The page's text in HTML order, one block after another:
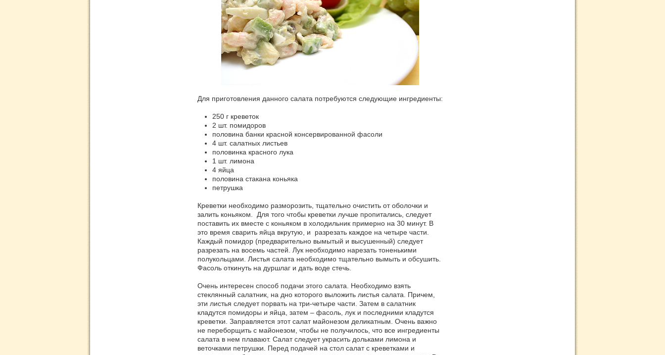
Для приготовления данного салата потребуются следующие ингредиенты:
250 г креветок
2 шт. помидоров
половина банки красной консервированной фасоли
4 шт. салатных листьев
половинка красного лука
1 шт. лимона
4 яйца
половина стакана коньяка
петрушка
Креветки необходимо разморозить, тщательно очистить от оболочки и
залить коньяком. Для того чтобы креветки лучше пропитались, следует
поставить их вместе с коньяком в холодильник примерно на 30 минут. В
это время сварить яйца вкрутую, и разрезать каждое на четыре части.
Каждый помидор (предварительно вымытый и высушенный) следует
разрезать на восемь частей. Лук необходимо нарезать тоненькими
полукольцами. Листья салата необходимо тщательно вымыть и обсушить.
Фасоль откинуть на дуршлаг и дать воде стечь.
Очень интересен способ подачи этого салата. Необходимо взять
стеклянный салатник, на дно которого выложить листья салата. Причем,
эти листья следует порвать на три-четыре части. Затем в салатник
кладутся помидоры и яйца, затем – фасоль, лук и последними кладутся
креветки. Заправляется этот салат майонезом деликатным. Очень важно
не переборщить с майонезом, чтобы не получилось, что все ингредиенты
салата в нем плавают. Салат следует украсить дольками лимона и
веточками петрушки. Перед подачей на стол салат с креветками и